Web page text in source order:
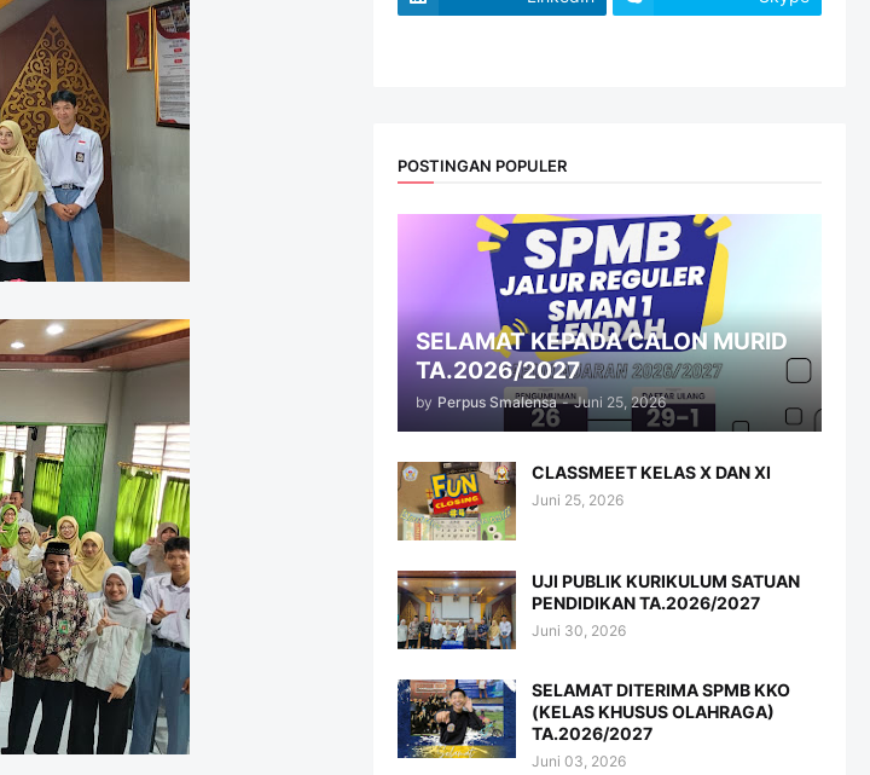
POSTINGAN POPULER
SELAMAT KEPADA CALON MURID
TA.2026/2027
by Perpus Smalensa - Juni 25, 2026
CLASSMEET KELAS X DAN XI
Juni 25, 2026
UJI PUBLIK KURIKULUM SATUAN
PENDIDIKAN TA.2026/2027
Juni 30, 2026
SELAMAT DITERIMA SPMB KKO
(KELAS KHUSUS OLAHRAGA)
TA.2026/2027
Juni 03, 2026